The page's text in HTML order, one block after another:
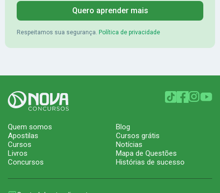
Quero aprender mais
Respeitamos sua segurança. Política de privacidade
Quem somos
Apostilas
Cursos
Livros
Concursos
Blog
Cursos grátis
Notícias
Mapa de Questões
Histórias de sucesso